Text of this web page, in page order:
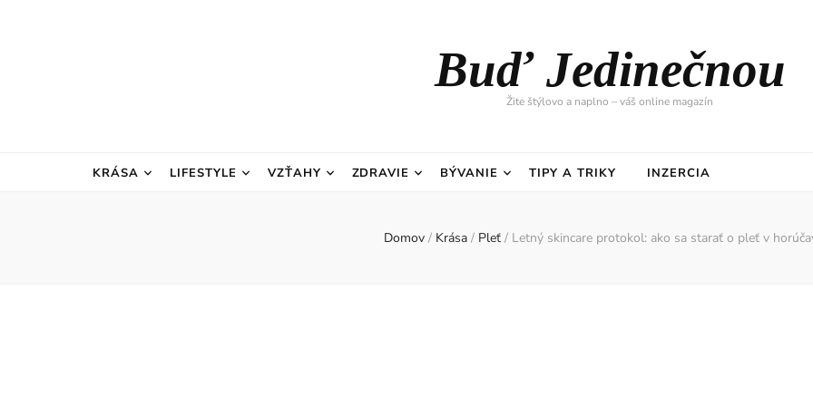
Buď Jedinečnou
Žite štýlovo a naplno – váš online magazín
KRÁSA LIFESTYLE VZŤAHY ZDRAVIE BÝVANIE TIPY A TRIKY INZERCIA
Domov / Krása / Pleť / Letný skincare protokol: ako sa starať o pleť v